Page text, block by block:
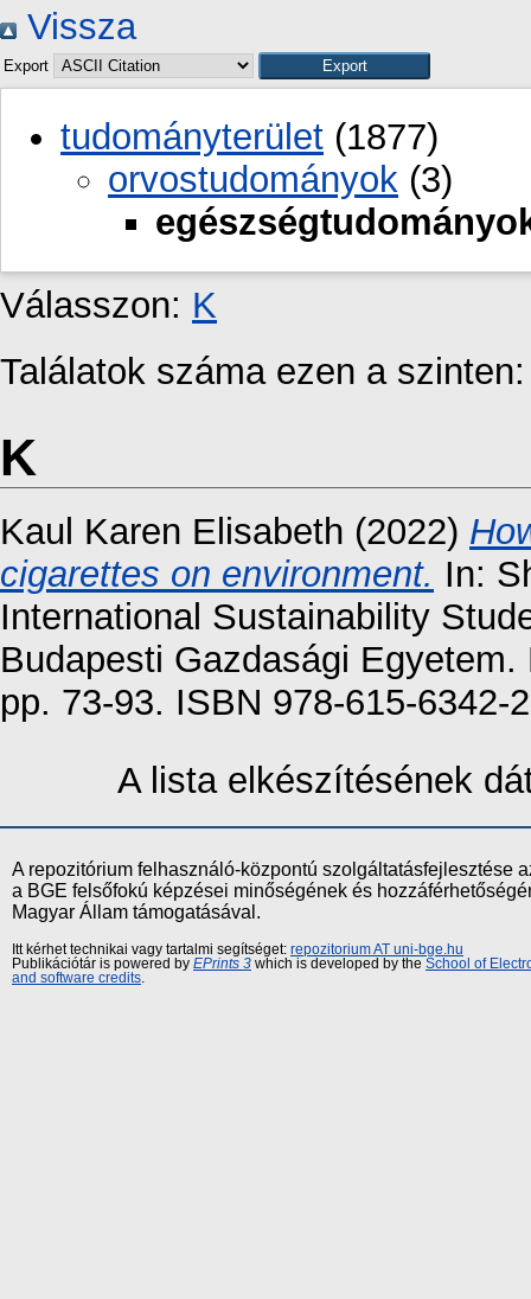
Vissza
Export
tudományterület (1877)
orvostudományok (3)
Válasszon: K
Találatok száma ezen a
K
Kaul Karen Elisabeth (2022)
cigarettes on environment. In:
International Sustainability
Budapesti Gazdasági
pp. 73-93. ISBN 978-615-6342-
A lista elkészítésének
A repozitórium felhasználó-központú szolgáltatásfejlesztése
a BGE felsőfokú képzései minőségének és
Magyar Állam támogatásával.
Itt kérhet technikai vagy tartalmi segítséget: repozitorium AT uni-bge.hu
Publikációtár is powered by EPrints 3 which is developed by the School of
and software credits